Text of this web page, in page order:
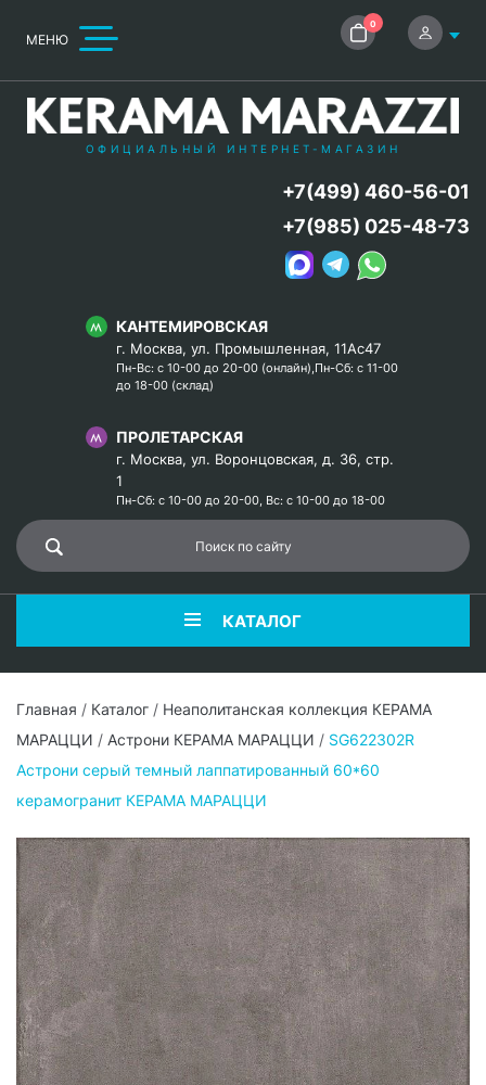
МЕНЮ
0
ОФИЦИАЛЬНЫЙ ИНТЕРНЕТ-МАГАЗИН
КАНТЕМИРОВСКАЯ
г. Москва, ул. Промышленная, 11Ас47
Пн-Вс: с 10-00 до 20-00 (онлайн),Пн-Сб: с 11-00
до 18-00 (склад)
ПРОЛЕТАРСКАЯ
г. Москва, ул. Воронцовская, д. 36, стр.
1
Пн-Сб: с 10-00 до 20-00, Вс: с 10-00 до 18-00
+7(499) 460-56-01
+7(985) 025-48-73
КАТАЛОГ
Главная / Каталог / Неаполитанская коллекция КЕРАМА
МАРАЦЦИ / Астрони КЕРАМА МАРАЦЦИ / SG622302R
Астрони серый темный лаппатированный 60*60
керамогранит КЕРАМА МАРАЦЦИ